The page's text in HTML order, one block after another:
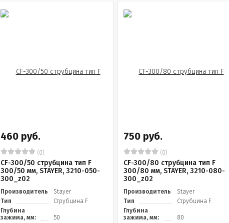
460 руб.
(0)
CF-300/50 струбцина тип F
300/50 мм, STAYER, 3210-050-
300_z02
Производитель
Stayer
Тип
Струбцина F
Глубина
зажима, мм:
50
750 руб.
(0)
CF-300/80 струбцина тип F
300/80 мм, STAYER, 3210-080-
300_z02
Производитель
Stayer
Тип
Струбцина F
Глубина
зажима, мм:
80